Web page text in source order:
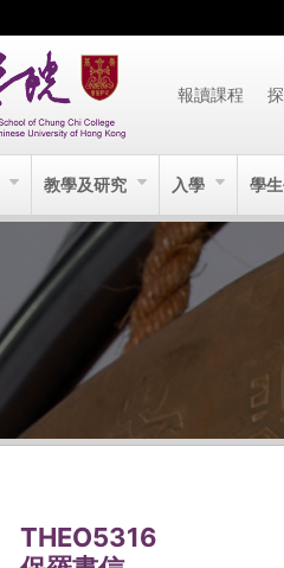
報讀課程
教學及研究 入學 學
THEO5316